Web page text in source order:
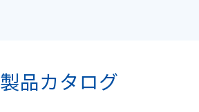
製品カタログ